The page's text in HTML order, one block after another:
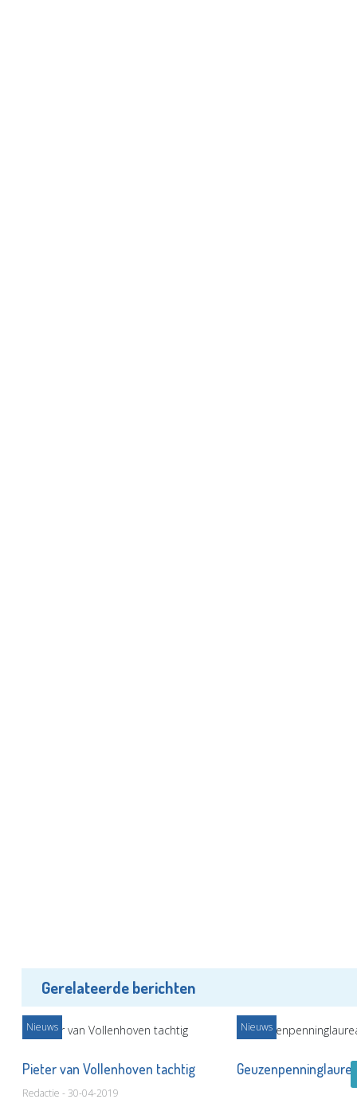
Gerelateerde berichten
Nieuws
Pieter van Vollenhoven tachtig
Redactie - 30-04-2019
Nieuws